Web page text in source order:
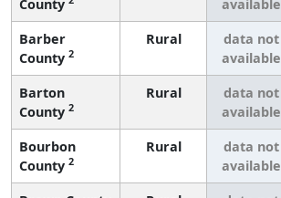
County
available
Barber
County 2
Rural
data not
available
Barton
County 2
Rural
data not
available
Bourbon
County 2
Rural
data not
available